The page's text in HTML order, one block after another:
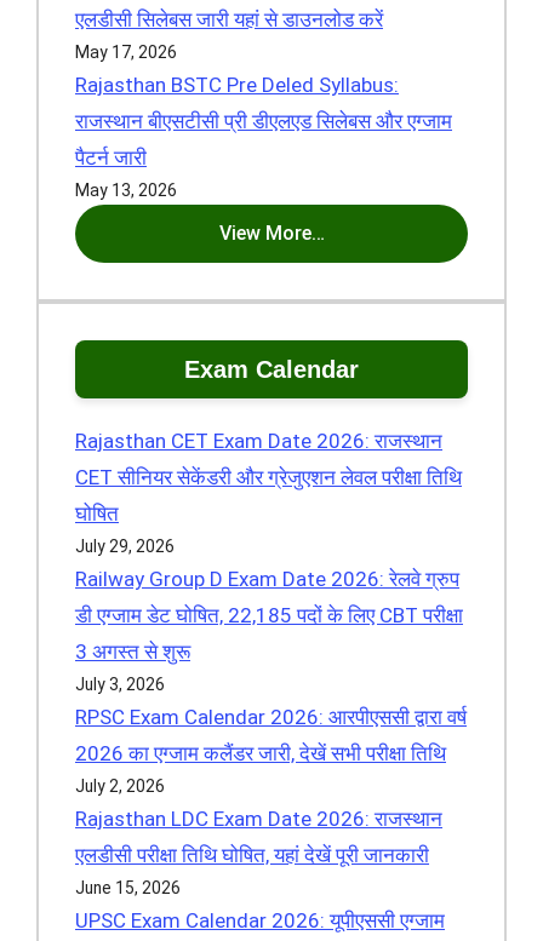
एलडीसी सिलेबस जारी यहां से डाउनलोड करें
May 17, 2026
Rajasthan BSTC Pre Deled Syllabus:
राजस्थान बीएसटीसी प्री डीएलएड सिलेबस और एग्जाम
पैटर्न जारी
May 13, 2026
View More…
Exam Calendar
Rajasthan CET Exam Date 2026: राजस्थान
CET सीनियर सेकेंडरी और ग्रेजुएशन लेवल परीक्षा तिथि
घोषित
July 29, 2026
Railway Group D Exam Date 2026: रेलवे ग्रुप
डी एग्जाम डेट घोषित, 22,185 पदों के लिए CBT परीक्षा
3 अगस्त से शुरू
July 3, 2026
RPSC Exam Calendar 2026: आरपीएससी द्वारा वर्ष
2026 का एग्जाम कलैंडर जारी, देखें सभी परीक्षा तिथि
July 2, 2026
Rajasthan LDC Exam Date 2026: राजस्थान
एलडीसी परीक्षा तिथि घोषित, यहां देखें पूरी जानकारी
June 15, 2026
UPSC Exam Calendar 2026: यूपीएससी एग्जाम